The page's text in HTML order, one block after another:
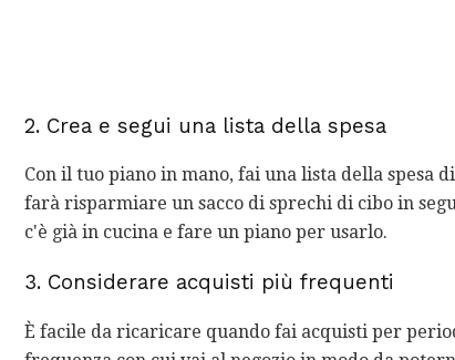
2. Crea e segui una lista della spesa
Con il tuo piano in mano, fai una lista della spesa
farà risparmiare un sacco di sprechi di cibo in
c'è già in cucina e fare un piano per usarlo.
3. Considerare acquisti più frequenti
È facile da ricaricare quando fai acquisti per